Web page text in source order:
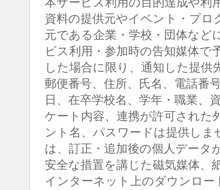
資料の提供元やイベント・プロ
元である企業・学校・団体など
ビス利用・参加時の告知媒体で
した場合に限り、通知した提
郵便番号、住所、氏名、電話番
日、在卒学校名、学年・職業、
ケート内容、連携が許可された
ント名、パスワードは提供し
は、訂正・追加後の個人データ
安全な措置を講じた磁気媒体、
インターネット上のダウンロ